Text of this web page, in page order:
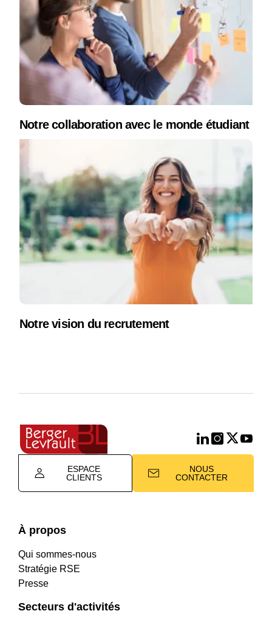
Notre collaboration avec le monde étudiant
Notre vision du recrutement
ESPACE
CLIENTS
NOUS
CONTACTER
À propos
Qui sommes-nous
Stratégie RSE
Presse
Secteurs d'activités